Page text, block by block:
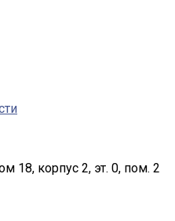
18, корпус 2, эт. 0, пом. 2